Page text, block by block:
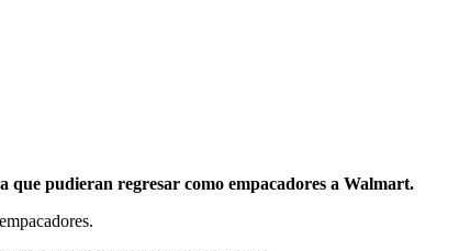
que pudieran regresar como empacadores a Walmart.